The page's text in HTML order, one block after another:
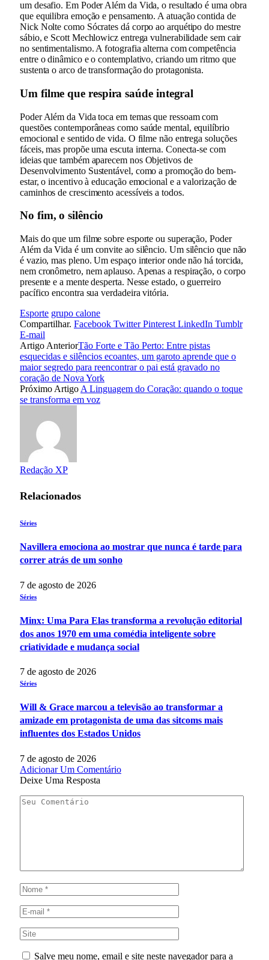
um desafio. Em Poder Além da Vida, o resultado é uma obra
que equilibra emoção e pensamento. A atuação contida de
Nick Nolte como Sócrates dá corpo ao arquétipo do mestre
sábio, e Scott Mechlowicz entrega vulnerabilidade sem cair
no sentimentalismo. A fotografia alterna com competência
entre o dinâmico e o contemplativo, criando um ritmo que
sustenta o arco de transformação do protagonista.
Um filme que respira saúde integral
Poder Além da Vida toca em temas que ressoam com
questões contemporâneas como saúde mental, equilíbrio
emocional e sentido de vida. O filme não entrega soluções
fáceis, mas propõe uma escuta interna. Conecta-se com
ideias que também aparecem nos Objetivos de
Desenvolvimento Sustentável, como a promoção do bem-
estar, o incentivo à educação emocional e a valorização de
caminhos de crescimento acessíveis a todos.
No fim, o silêncio
Mais do que um filme sobre esporte ou superação, Poder
Além da Vida é um convite ao silêncio. Um silêncio que não
é vazio, mas pleno. Um espaço interior onde não há torcida,
nem cronômetro, nem aplauso. Apenas a respiração, o corpo
presente e a mente desperta. Nesse estado, o guerreiro
pacífico encontra sua verdadeira vitória.
Esporte grupo calone
Compartilhar. Facebook Twitter Pinterest LinkedIn Tumblr
E-mail
Artigo AnteriorTão Forte e Tão Perto: Entre pistas
esquecidas e silêncios ecoantes, um garoto aprende que o
maior segredo para reencontrar o pai está gravado no
coração de Nova York
Próximo Artigo A Linguagem do Coração: quando o toque
se transforma em voz
Redação XP
Relacionados
Séries
Navillera emociona ao mostrar que nunca é tarde para
correr atrás de um sonho
7 de agosto de 2026
Séries
Minx: Uma Para Elas transforma a revolução editorial
dos anos 1970 em uma comédia inteligente sobre
criatividade e mudança social
7 de agosto de 2026
Séries
Will & Grace marcou a televisão ao transformar a
amizade em protagonista de uma das sitcoms mais
influentes dos Estados Unidos
7 de agosto de 2026
Adicionar Um Comentário
Deixe Uma Resposta
Salve meu nome, email e site neste navegador para a